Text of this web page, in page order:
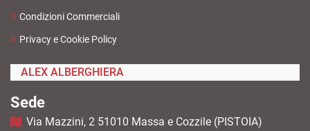
Condizioni Commerciali
Privacy e Cookie Policy
ALEX ALBERGHIERA
Sede
Via Mazzini, 2 51010 Massa e Cozzile (PISTOIA)